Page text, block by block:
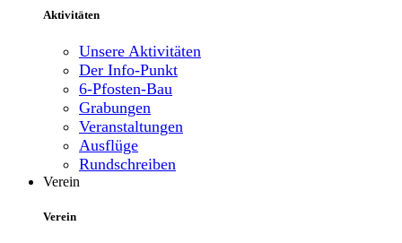
Aktivitäten
Unsere Aktivitäten
Der Info-Punkt
6-Pfosten-Bau
Grabungen
Veranstaltungen
Ausflüge
Rundschreiben
Verein
Verein